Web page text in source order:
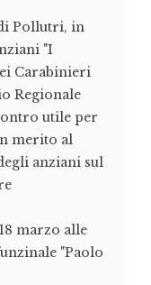
Pollutri, in
"I
Carabinieri
Regionale
utile per
merito al
anziani sul
marzo alle
"Paolo